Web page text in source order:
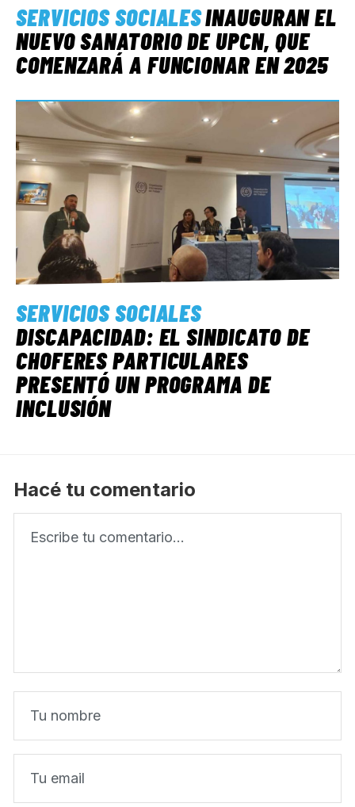
SERVICIOS SOCIALESINAUGURAN EL
NUEVO SANATORIO DE UPCN, QUE
COMENZARÁ A FUNCIONAR EN 2025
SERVICIOS SOCIALES
DISCAPACIDAD: EL SINDICATO DE
CHOFERES PARTICULARES
PRESENTÓ UN PROGRAMA DE
INCLUSIÓN
Hacé tu comentario